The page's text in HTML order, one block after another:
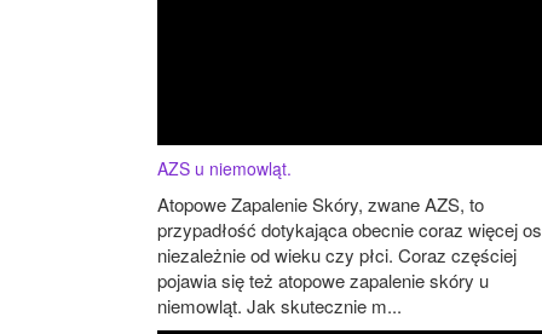
AZS u niemowląt.
Atopowe Zapalenie Skóry, zwane AZS, to
przypadłość dotykająca obecnie coraz więcej
niezależnie od wieku czy płci. Coraz częściej
pojawia się też atopowe zapalenie skóry u
niemowląt. Jak skutecznie m...